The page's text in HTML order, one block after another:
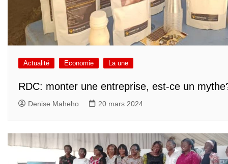
Actualité Economie La une
RDC: monter une entreprise, est-ce un
Denise Maheho 20 mars 2024